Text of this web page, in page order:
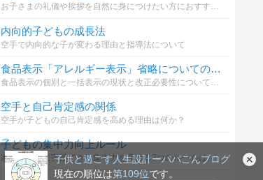
子供と過ごす人生設計ーパパごんブログ
現在の順位は第109位です。
お子さまの礼儀や挨拶を自然に身につけたい方におすすめ。
内向的子どもの成長法
空手で内向的な子が変わる理由と指導法について
食品表示「アレルギー表示」省略についての意見
食品表示の個別と一括表示の現状と改正必要性についてどう思いますか
空手と自己肯定感の関係
空手が子どもの自己肯定感を高める理由は何か？
子どもの集中力向上ルール
家庭で簡単に実践できる集中力を高める3つのルールは何？